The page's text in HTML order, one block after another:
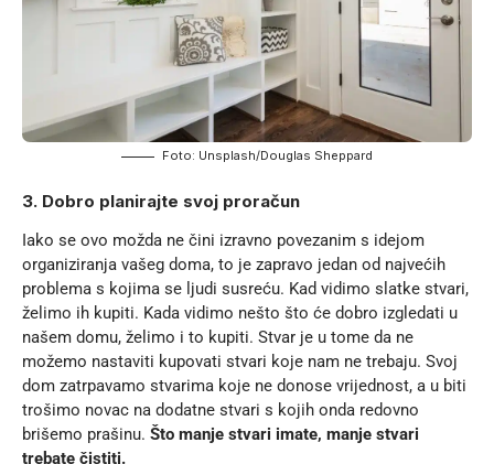
Foto: Unsplash/Douglas Sheppard
3. Dobro planirajte svoj proračun
Iako se ovo možda ne čini izravno povezanim s idejom
organiziranja vašeg doma, to je zapravo jedan od najvećih
problema s kojima se ljudi susreću. Kad vidimo slatke stvari,
želimo ih kupiti. Kada vidimo nešto što će dobro izgledati u
našem domu, želimo i to kupiti. Stvar je u tome da ne
možemo nastaviti kupovati stvari koje nam ne trebaju. Svoj
dom zatrpavamo stvarima koje ne donose vrijednost, a u biti
trošimo novac na dodatne stvari s kojih onda redovno
brišemo prašinu. Što manje stvari imate, manje stvari
trebate čistiti.